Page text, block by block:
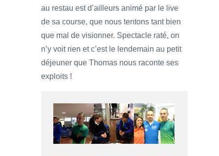
au restau est d’ailleurs animé par le live
de sa course, que nous tentons tant bien
que mal de visionner. Spectacle raté, on
n’y voit rien et c’est le lendemain au petit
déjeuner que Thomas nous raconte ses
exploits !